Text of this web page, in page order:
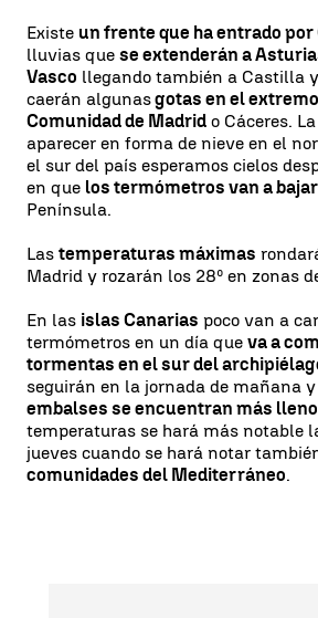
Existe un frente que ha entrado por
lluvias que se extenderán a
Vasco llegando también a Castilla
caerán algunasgotas en el
Comunidad de Madrid o Cáceres.
aparecer en forma de nieve en el
el sur del país esperamos cielos
en que los termómetros van a bajar
Península.
Las temperaturas máximas
Madrid y rozarán los 28º en zonas
En las islas Canarias poco van a
termómetros en un día que va a
tormentas en el sur del
seguirán en la jornada de mañana
embalses se encuentran más
temperaturas se hará más notable
jueves cuando se hará notar
comunidades del Mediterráneo.